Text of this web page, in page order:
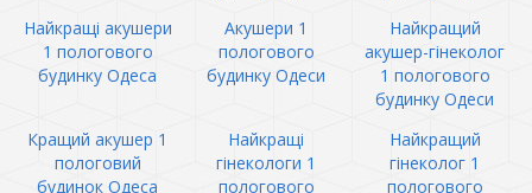
Найкращі акушери
1 пологового
будинку Одеса
Акушери 1
пологового
будинку Одеси
Найкращий
акушер-гінеколог
1 пологового
будинку Одеси
Кращий акушер 1
пологовий
будинок Одеса
Найкращі
гінекологи 1
пологового
Найкращий
гінеколог 1
пологового